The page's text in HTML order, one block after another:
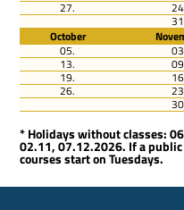
27.
October
05.
13.
19.
26.
* Holidays without classes:
02.11, 07.12.2026. If a
courses start on Tuesdays.